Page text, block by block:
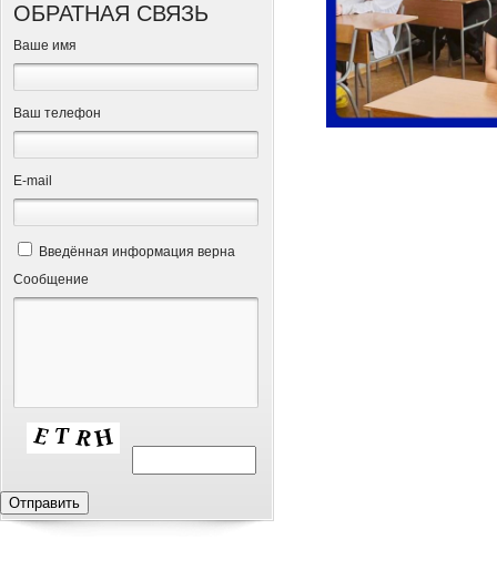
ОБРАТНАЯ СВЯЗЬ
Ваше имя
Ваш телефон
Е-mail
Введённая информация верна
Сообщение